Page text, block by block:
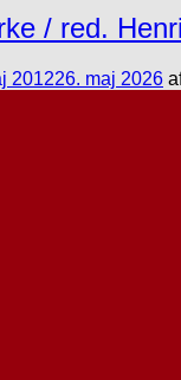
/ red.
201226. maj 2026